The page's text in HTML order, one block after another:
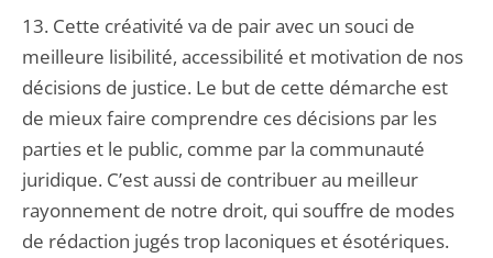
13. Cette créativité va de pair avec un souci de
meilleure lisibilité, accessibilité et motivation de nos
décisions de justice. Le but de cette démarche est
de mieux faire comprendre ces décisions par les
parties et le public, comme par la communauté
juridique. C’est aussi de contribuer au meilleur
rayonnement de notre droit, qui souffre de modes
de rédaction jugés trop laconiques et ésotériques.